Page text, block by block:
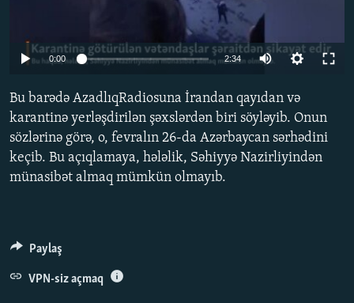
KARIKATURA
AZƏRBAYCAN ƏDƏBIYYATI KITABXANASI
İSLAM VƏ DEMOKRATIYA
PEŞƏ ETIKASI VƏ JURNALISTIKA STANDARTLARIMIZ
AZADLIQRADIOSU MOBIL TELEFONUNUZDA
BIZIMLƏ ƏLAQƏ
XƏBƏR BÜLLETENLƏRIMIZ
RFE/RL-in bütün saytları
Auto
0:00 2:34 Auto
360p
404p
1080p
Bu barədə AzadlıqRadiosuna İrandan qayıdan və
karantinə yerləşdirilən şəxslərdən biri söyləyib. Onun
sözlərinə görə, o, fevralın 26-da Azərbaycan sərhədini
keçib. Bu açıqlamaya, hələlik, Səhiyyə Nazirliyindən
münasibət almaq mümkün olmayıb.
Paylaş
VPN-siz açmaq